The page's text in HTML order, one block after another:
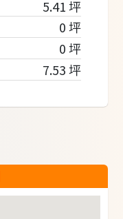
5.41 坪
0 坪
0 坪
7.53 坪